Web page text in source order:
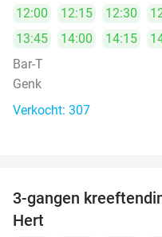
12:00 12:15 12:30
13:45
14:00 14:15
Bar-T
Genk
Verkocht: 307
3-gangen
Hert